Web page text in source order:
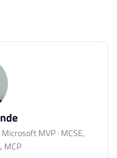
MVP · MCSE,
MCP